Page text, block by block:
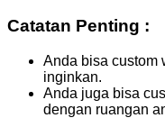
Catatan Penting :
Anda bisa custom
inginkan.
Anda juga bisa
dengan ruangan